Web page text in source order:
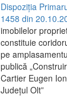
Dispoziția
1458 din
imobilelor
constituie
pe
publică
Cartier Eugen
Județul Olt”